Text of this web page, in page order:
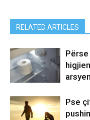
RELATED ARTICLES
Pse